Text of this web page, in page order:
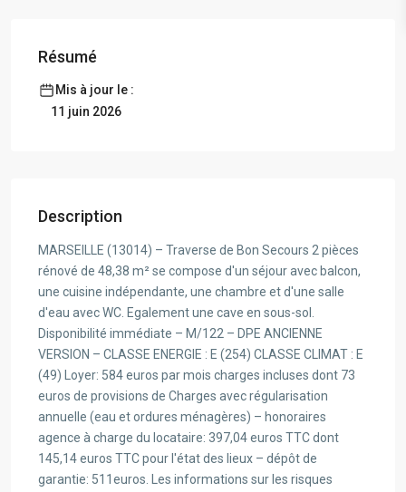
Résumé
Mis à jour le :
11 juin 2026
Description
MARSEILLE (13014) – Traverse de Bon Secours 2 pièces
rénové de 48,38 m² se compose d'un séjour avec balcon,
une cuisine indépendante, une chambre et d'une salle
d'eau avec WC. Egalement une cave en sous-sol.
Disponibilité immédiate – M/122 – DPE ANCIENNE
VERSION – CLASSE ENERGIE : E (254) CLASSE CLIMAT : E
(49) Loyer: 584 euros par mois charges incluses dont 73
euros de provisions de Charges avec régularisation
annuelle (eau et ordures ménagères) – honoraires
agence à charge du locataire: 397,04 euros TTC dont
145,14 euros TTC pour l'état des lieux – dépôt de
garantie: 511euros. Les informations sur les risques